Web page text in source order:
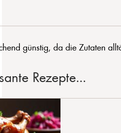
günstig, da die Zutaten
Rezepte...